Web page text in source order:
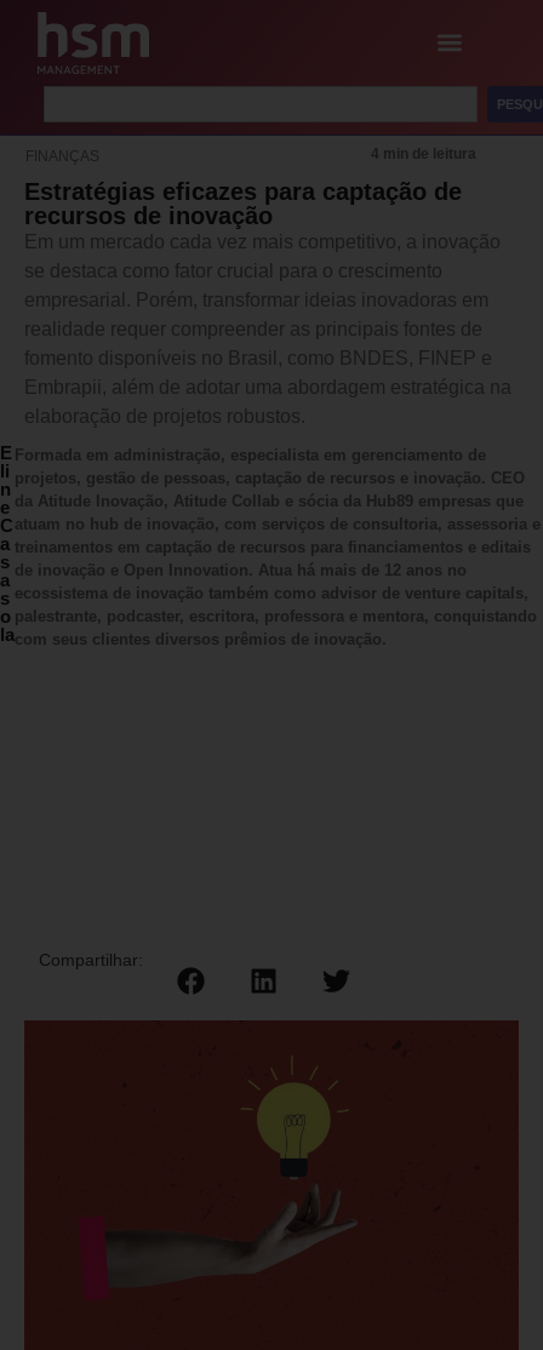
FINANÇAS 4 min de leitura
Estratégias eficazes para captação de
recursos de inovação
Em um mercado cada vez mais competitivo, a inovação
se destaca como fator crucial para o crescimento
empresarial. Porém, transformar ideias inovadoras em
realidade requer compreender as principais fontes de
fomento disponíveis no Brasil, como BNDES, FINEP e
Embrapii, além de adotar uma abordagem estratégica na
elaboração de projetos robustos.
E
li
n
e
C
a
s
a
s
o
la
Formada em administração, especialista em gerenciamento de
projetos, gestão de pessoas, captação de recursos e inovação. CEO
da Atitude Inovação, Atitude Collab e sócia da Hub89 empresas que
atuam no hub de inovação, com serviços de consultoria, assessoria e
treinamentos em captação de recursos para financiamentos e editais
de inovação e Open Innovation. Atua há mais de 12 anos no
ecossistema de inovação também como advisor de venture capitals,
palestrante, podcaster, escritora, professora e mentora, conquistando
com seus clientes diversos prêmios de inovação.
Compartilhar: